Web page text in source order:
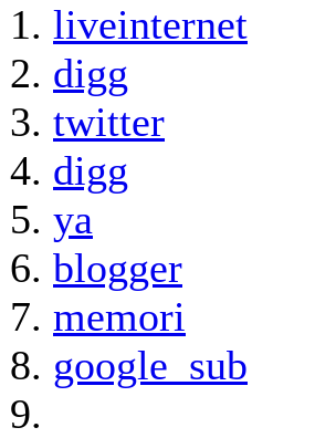
liveinternet
digg
twitter
digg
ya
blogger
memori
google_sub